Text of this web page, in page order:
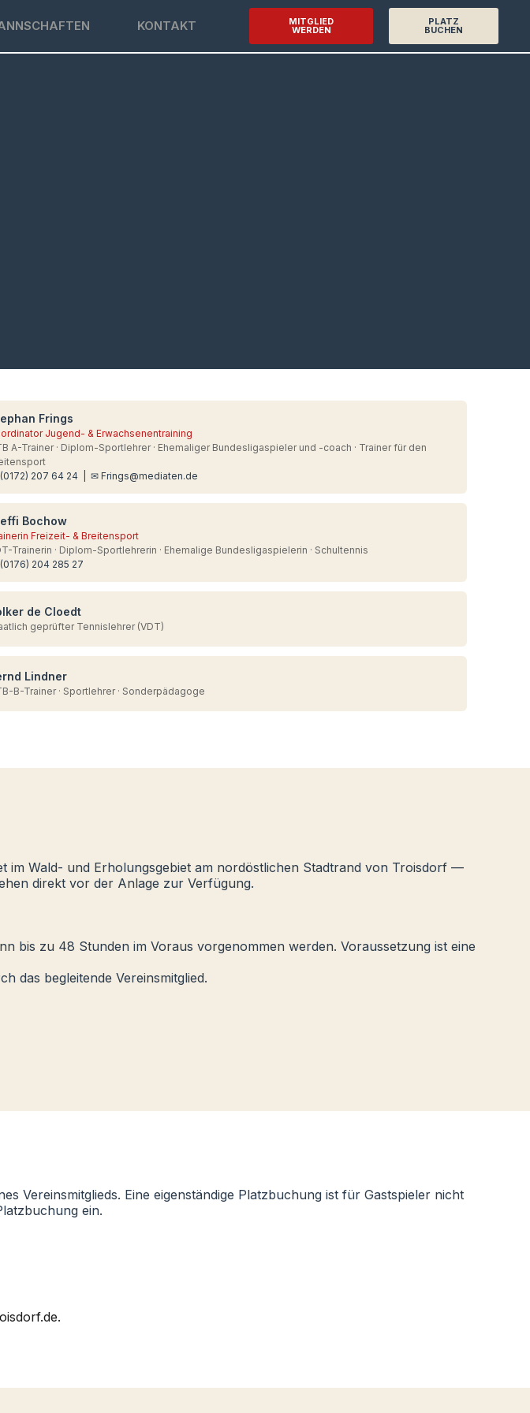
KONTAKT MITGLIED
WERDEN
PLATZ
BUCHEN
Frings
Jugend- & Erwachsenentraining
A-Trainer · Diplom-Sportlehrer · Ehemaliger Bundesligaspieler und -coach · Trainer für den
(0172) 207 64 24 | ✉ Frings@mediaten.de
Bochow
Freizeit- & Breitensport
Trainerin · Diplom-Sportlehrerin · Ehemalige Bundesligaspielerin · Schultennis
204 285 27
de Cloedt
geprüfter Tennislehrer (VDT)
Lindner
B-Trainer · Sportlehrer · Sonderpädagoge
im Wald- und Erholungsgebiet am nordöstlichen Stadtrand von Troisdorf —
direkt vor der Anlage zur Verfügung.
bis zu 48 Stunden im Voraus vorgenommen werden. Voraussetzung ist eine
das begleitende Vereinsmitglied.
Vereinsmitglieds. Eine eigenständige Platzbuchung ist für Gastspieler nicht
ein.